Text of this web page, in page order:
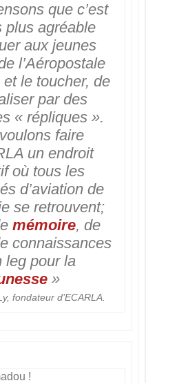
que c’est
plus agréable
aux jeunes
l’Aéropostale
le toucher, de
par des
« répliques ».
faire
un endroit
où tous les
d’aviation de
se retrouvent;
mémoire, de
connaissances
leg pour la
»
fondateur d’ECARLA.
!